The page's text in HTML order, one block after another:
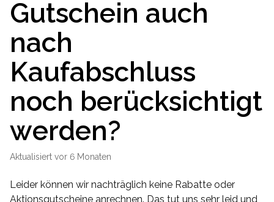
Gutschein auch
nach
Kaufabschluss
noch berücksichtigt
werden?
Aktualisiert vor 6 Monaten
Leider können wir nachträglich keine Rabatte oder
Aktionsgutscheine anrechnen. Das tut uns sehr leid und